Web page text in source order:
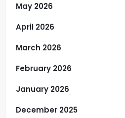
May 2026
April 2026
March 2026
February 2026
January 2026
December 2025